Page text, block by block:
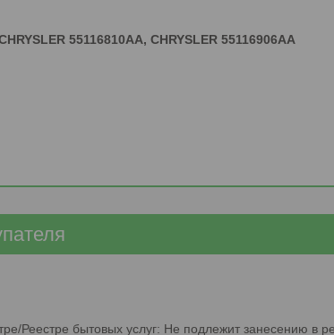
55116810AA, CHRYSLER 55116906AA
Реестре бытовых услуг: Не подлежит занесению в